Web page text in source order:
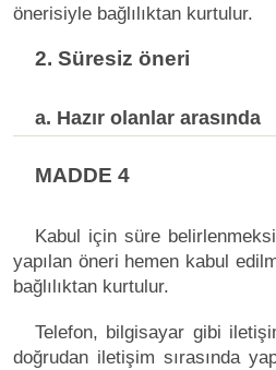
önerisiyle bağlılıktan kurtulur.
2. Süresiz öneri
a. Hazır olanlar arasında
MADDE 4
Kabul için süre
yapılan öneri hemen kabul
bağlılıktan kurtulur.
Telefon, bilgisayar gibi
doğrudan iletişim sırasında